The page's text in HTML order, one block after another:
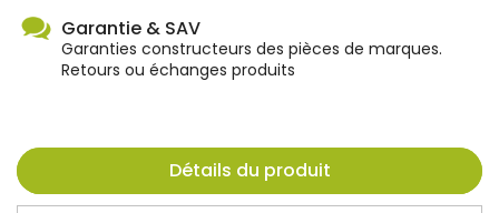
Garantie & SAV
Garanties constructeurs des pièces de marques.
Retours ou échanges produits
Détails du produit